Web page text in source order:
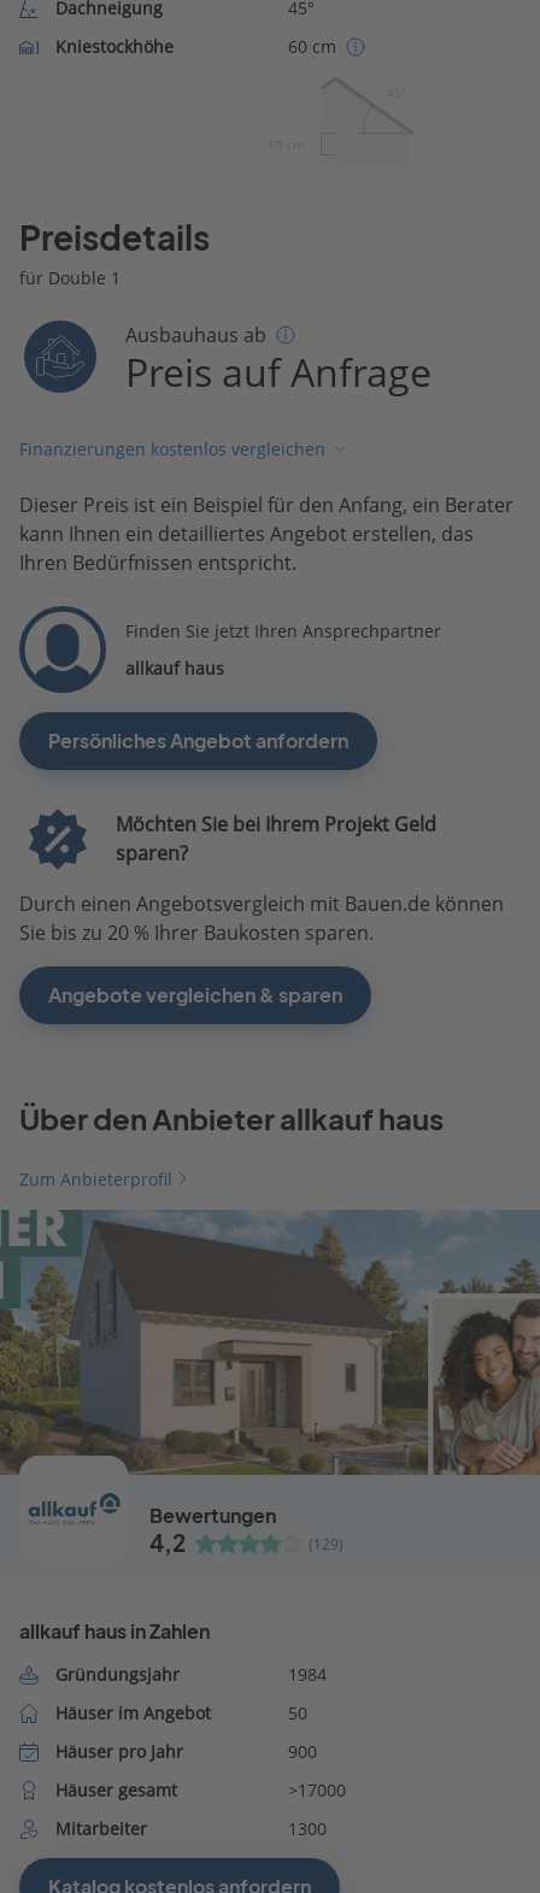
Dachneigung
45°
Kniestockhöhe
60 cm
Preisdetails
für Double 1
Ausbauhaus ab
Preis auf Anfrage
Finanzierungen kostenlos vergleichen
Dieser Preis ist ein Beispiel für den Anfang, ein Berater
kann Ihnen ein detailliertes Angebot erstellen, das
Ihren Bedürfnissen entspricht.
Finden Sie jetzt Ihren Ansprechpartner
allkauf haus
Persönliches Angebot anfordern
Möchten Sie bei Ihrem Projekt Geld
sparen?
Durch einen Angebotsvergleich mit Bauen.de können
Sie bis zu 20 % Ihrer Baukosten sparen.
Angebote vergleichen & sparen
Über den Anbieter allkauf haus
Zum Anbieterprofil
Bewertungen
4,2 (129)
allkauf haus in Zahlen
Gründungsjahr
1984
Häuser im Angebot
50
Häuser pro Jahr
900
Häuser gesamt
>17000
Mitarbeiter
1300
Katalog kostenlos anfordern